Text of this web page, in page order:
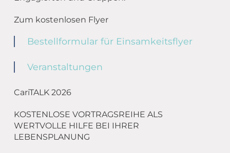
Zum kostenlosen Flyer
Bestellformular für Einsamkeitsflyer
Veranstaltungen
CariTALK 2026
KOSTENLOSE VORTRAGSREIHE ALS
WERTVOLLE HILFE BEI IHRER
LEBENSPLANUNG